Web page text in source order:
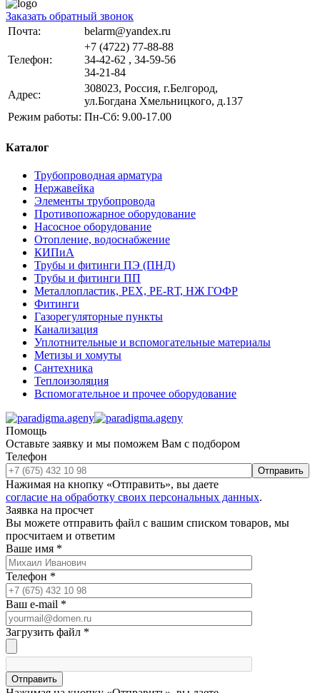
Заказать обратный звонок
Почта:
belarm@yandex.ru
Телефон:
+7 (4722) 77-88-88
34-42-62 , 34-59-56
34-21-84
Адрес:
308023, Россия, г.Белгород,
ул.Богдана Хмельницкого, д.137
Режим работы: Пн-Сб: 9.00-17.00
Каталог
Трубопроводная арматура
Нержавейка
Элементы трубопровода
Противопожарное оборудование
Насосное оборудование
Отопление, водоснабжение
КИПиА
Трубы и фитинги ПЭ (ПНД)
Трубы и фитинги ПП
Металлопластик, РЕХ, РЕ-RТ, НЖ ГОФР
Фитинги
Газорегуляторные пункты
Канализация
Уплотнительные и вспомогательные материалы
Метизы и хомуты
Сантехника
Теплоизоляция
Вспомогательное и прочее оборудование
Помощь
Оставьте заявку и мы поможем Вам с подбором
Телефон
Отправить
Нажимая на кнопку «Отправить», вы даете
согласие на обработку своих персональных данных.
Заявка на просчет
Вы можете отправить файл с вашим списком товаров, мы
просчитаем и ответим
Ваше имя *
Телефон *
Ваш e-mail *
Загрузить файл *
Отправить